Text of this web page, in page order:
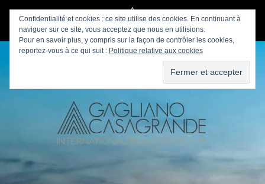
Confidentialité et cookies : ce site utilise des cookies. En continuant à
naviguer sur ce site, vous acceptez que nous en utilisions.
Pour en savoir plus, y compris sur la façon de contrôler les cookies,
reportez-vous à ce qui suit : Politique relative aux cookies